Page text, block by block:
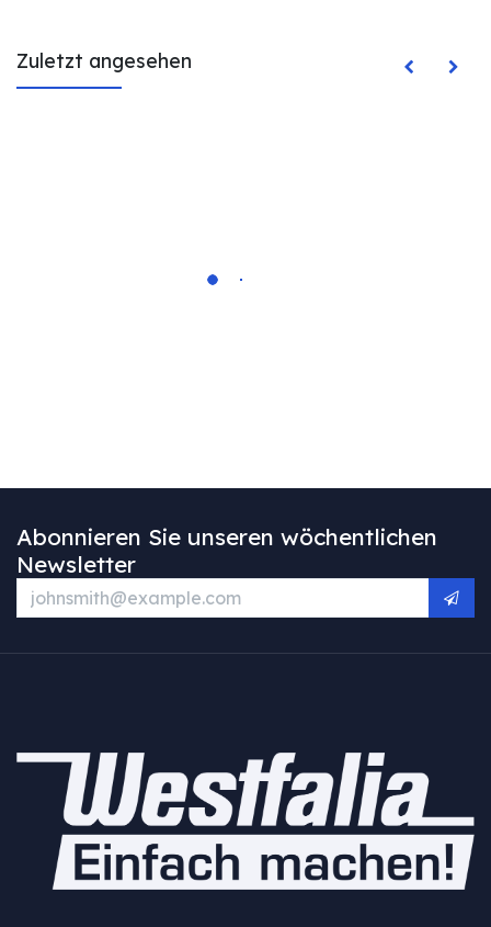
Zuletzt angesehen
Abonnieren Sie unseren wöchentlichen
Newsletter